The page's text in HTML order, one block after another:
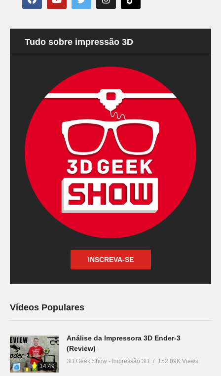
Tudo sobre impressão 3D
INSCREVA-SE
Vídeos Populares
14:49
Análise da Impressora 3D Ender-3
(Review)
3D Geek Show - Impressão 3D 152.09K Views